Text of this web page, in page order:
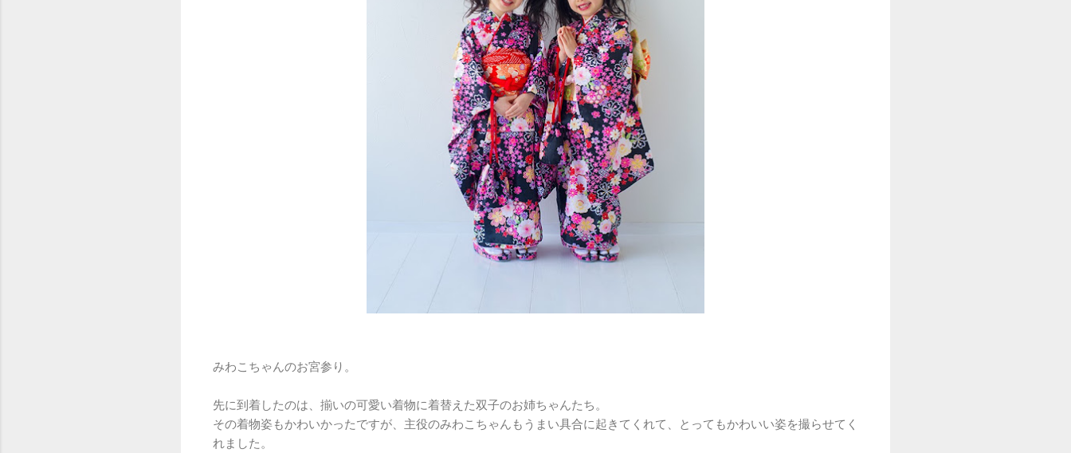
みわこちゃんのお宮参り。
先に到着したのは、揃いの可愛い着物に着替えた双子のお姉ちゃんたち。
その着物姿もかわいかったですが、主役のみわこちゃんもうまい具合に起きてくれて、とってもかわいい姿を撮らせてく
れました。